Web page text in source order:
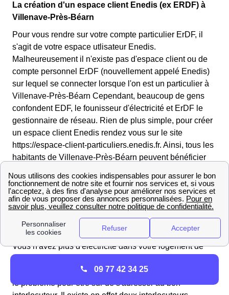
La création d'un espace client Enedis (ex ERDF) à
Villenave-Près-Béarn
Pour vous rendre sur votre compte particulier ErDF, il
s'agit de votre espace utlisateur Enedis.
Malheureusement il n'existe pas d'espace client ou de
compte personnel ErDF (nouvellement appelé Enedis)
sur lequel se connecter lorsque l'on est un particulier à
Villenave-Près-Béarn Cependant, beaucoup de gens
confondent EDF, le founisseur d'électricité et ErDF le
gestionnaire de réseau. Rien de plus simple, pour créer
un espace client Enedis rendez vous sur le site
https://espace-client-particuliers.enedis.fr. Ainsi, tous les
habitants de Villenave-Près-Béarn peuvent bénéficier
Béarn pour modifier leurs données personnelles ou
mettre à jour leurs contrats.
Vers qui se tourner en cas de panne ou de coupure
d'électricité à Villenave-Près-Béarn ?
Vous n'avez plus d'électricité dans votre logement de
pannes ou coupures, et il convient avant tout d'identifier
le problème pour être sûr de s'adresser au bon
09 77 42 34 25